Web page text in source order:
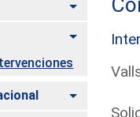
Alternar
Alternar
Alternar